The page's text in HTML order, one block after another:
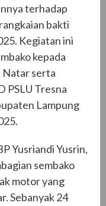
terhadap
bakti
Kegiatan ini
kepada
Natar serta
PSLU Tresna
Lampung
Yusriandi Yusrin,
sembako
motor yang
Sebanyak 24